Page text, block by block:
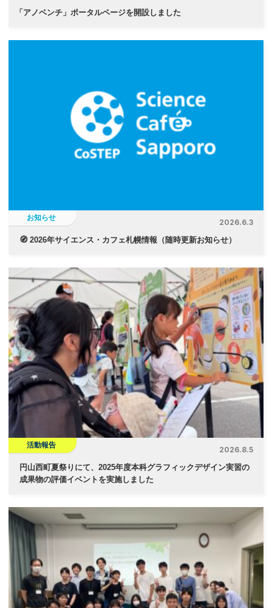
「 アノベンチ」ポータルページを開設しました
お知らせ
2026.6.3
🧭 2026年サイエンス・カフェ札幌情報（随時更新お知らせ）
活動報告
2026.8.5
円山西町夏祭りにて、2025年度本科グラフィックデザイン実習の
成果物の評価イベントを実施しました